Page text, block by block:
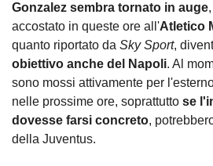
Gonzalez sembra tornato in auge
accostato in queste ore all'Atletico
quanto riportato da Sky Sport,
obiettivo anche del Napoli. Al
sono mossi attivamente per
nelle prossime ore, soprattutto se
dovesse farsi concreto,
della Juventus.